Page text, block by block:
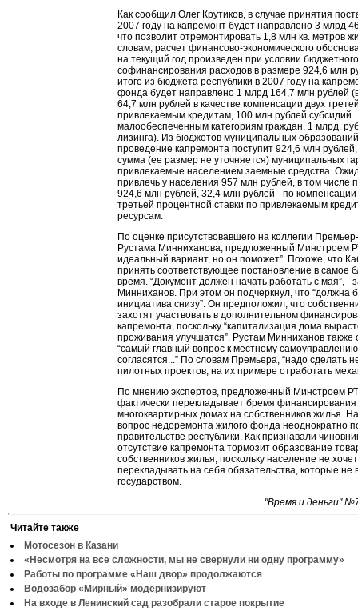
Как сообщил Олег Крутиков, в случае принятия
2007 году на капремонт будет направлено 3 млрд
что позволит отремонтировать 1,8 млн кв. метров
словам, расчет финансово-экономического
на текущий год произведен при условии бюджетного
софинансирования расходов в размере 924,6 млн
итоге из бюджета республики в 2007 году на
фонда будет направлено 1 млрд 164,7 млн рублей
64,7 млн рублей в качестве компенсации двух
привлекаемым кредитам, 100 млн рублей субсидий
малообеспеченным категориям граждан, 1 млрд.
лизинга). Из бюджетов муниципальных
проведение капремонта поступит 924,6 млн
сумма (ее размер не уточняется) муниципальных
привлекаемые населением заемные средства.
привлечь у населения 957 млн рублей, в том числе
924,6 млн рублей, 32,4 млн рублей - по
третьей процентной ставки по привлекаемым
ресурсам.
По оценке присутствовавшего на коллегии
Рустама Минниханова, предложенный Минстроем
идеальный вариант, но он поможет”. Похоже, что
принять соответствующее постановление в самое
время. “Документ должен начать работать с мая”, -
Минниханов. При этом он подчеркнул, что “должна
инициатива снизу”. Он предположил, что
захотят участвовать в дополнительном
капремонта, поскольку “капитализация дома
проживания улучшатся”. Рустам Минниханов также
“самый главный вопрос к местному
согласятся...” По словам Премьера, “надо сделать
пилотных проектов, на их примере отработать
По мнению экспертов, предложенный Минстроем
фактически перекладывает бремя финансирования
многоквартирных домах на собственников жилья.
вопрос недоремонта жилого фонда неоднократно
правительстве республики. Как признавали
отсутствие капремонта тормозит образование
собственников жилья, поскольку население не хочет
перекладывать на себя обязательства, которые
государством.
"Время и деньги"
Читайте также
Мотосезон в Казани
«Несмотря на все сложности, мы не свернули ни одну программу»
Работы по программе «Наш двор» продолжаются
Водозабор «Мирный» модернизируют
На входе в Ленинский сад разобрали старое покрытие